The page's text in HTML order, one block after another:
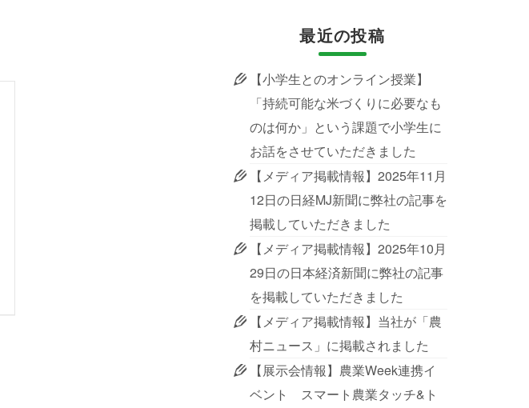
最近の投稿
【小学生とのオンライン授業】
「持続可能な米づくりに必要なも
のは何か」という課題で小学生に
お話をさせていただきました
【メディア掲載情報】2025年11月
12日の日経MJ新聞に弊社の記事を
掲載していただきました
【メディア掲載情報】2025年10月
29日の日本経済新聞に弊社の記事
を掲載していただきました
【メディア掲載情報】当社が「農
村ニュース」に掲載されました
【展示会情報】農業Week連携イ
ベント スマート農業タッチ&ト